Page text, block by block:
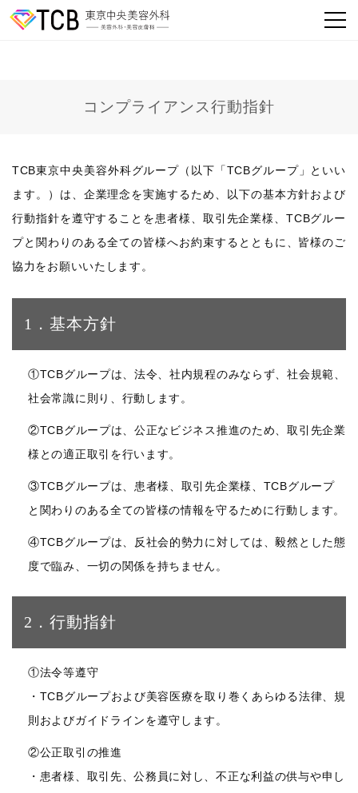
コンプライアンス行動指針
TCB東京中央美容外科グループ（以下「TCBグループ」といい
ます。）は、企業理念を実施するため、以下の基本方針および
行動指針を遵守することを患者様、取引先企業様、TCBグルー
プと関わりのある全ての皆様へお約束するとともに、皆様のご
協力をお願いいたします。
1．基本方針
①TCBグループは、法令、社内規程のみならず、社会規範、
社会常識に則り、行動します。
②TCBグループは、公正なビジネス推進のため、取引先企業
様との適正取引を行います。
③TCBグループは、患者様、取引先企業様、TCBグループ
と関わりのある全ての皆様の情報を守るために行動します。
④TCBグループは、反社会的勢力に対しては、毅然とした態
度で臨み、一切の関係を持ちません。
2．行動指針
①法令等遵守
・TCBグループおよび美容医療を取り巻くあらゆる法律、規
則およびガイドラインを遵守します。
②公正取引の推進
・患者様、取引先、公務員に対し、不正な利益の供与や申し